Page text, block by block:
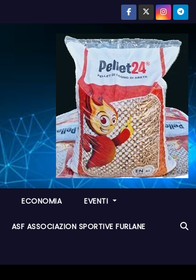
ECONOMIA EVENTI
ASF ASSOCIAZION SPORTIVE FURLANE